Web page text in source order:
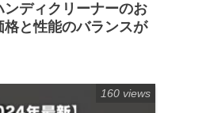
ンディクリーナーのお
と性能のバランスが
160 views